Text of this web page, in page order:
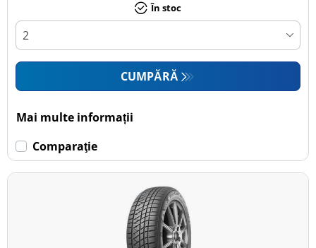
În stoc
CUMPĂRĂ
Mai multe informații
Comparaţie